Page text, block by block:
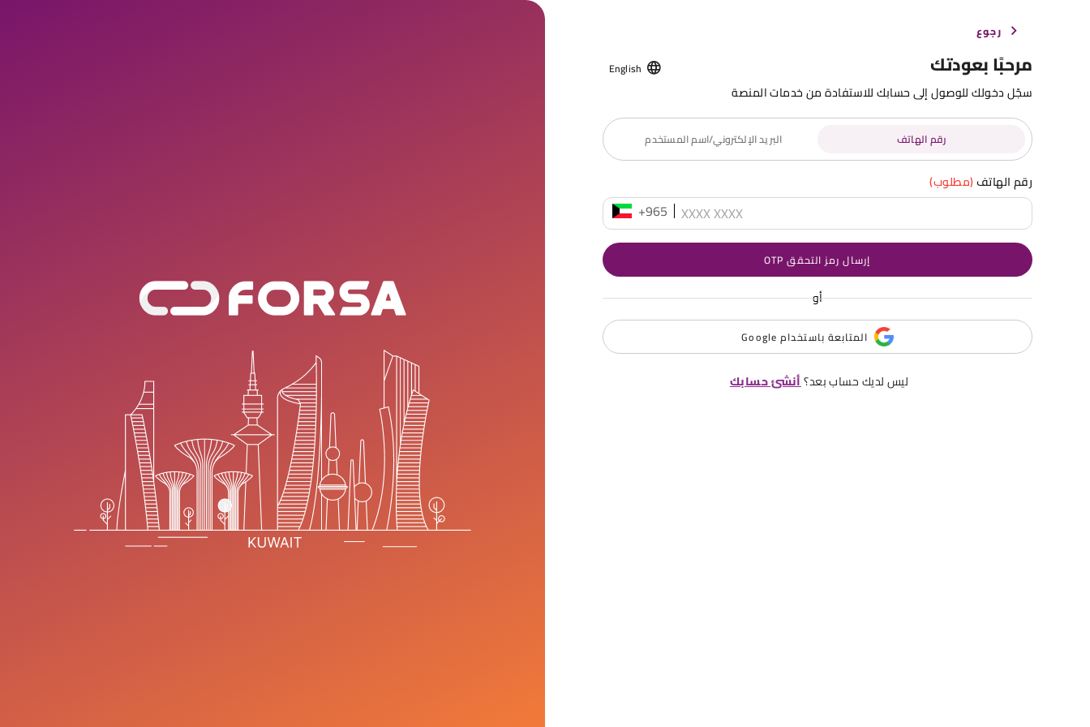
رجوع
مرحبًا بعودتك English
سجّل دخولك للوصول إلى حسابك للاستفادة من خدمات المنصة
رقم الهاتف البريد الإلكتروني/اسم المستخدم
رقم الهاتف(مطلوب)
+965
إرسال رمز التحقق OTP
أو
المتابعة باستخدام Google
ليس لديك حساب بعد؟أنشئ حسابك